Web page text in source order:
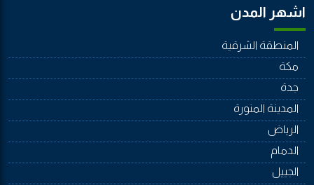
اشهر المدن
المنطقة الشرقية
مكة
جدة
المدينة المنورة
الرياض
الدمام
الجييل